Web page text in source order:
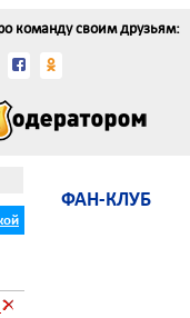
команду своим друзьям:
ФАН-КЛУБ